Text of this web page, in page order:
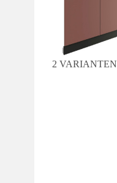
2 VARIANTEN